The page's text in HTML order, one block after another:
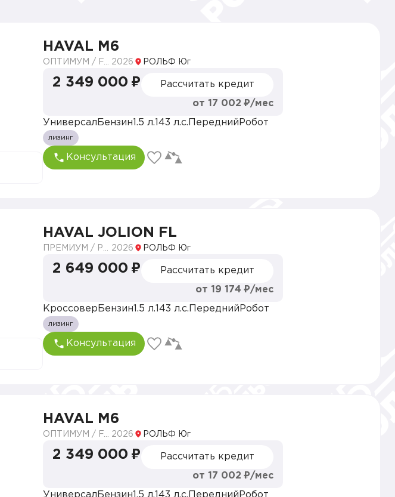
HAVAL M6
2026 РОЛЬФ Юг
2 349 000 ₽ Рассчитать кредит
от 17 002 ₽/мес
Универсал Бензин 1.5 л. 143 л.с. Передний Робот
лизинг
Консультация
HAVAL JOLION FL
2026 РОЛЬФ Юг
2 649 000 ₽ Рассчитать кредит
от 19 174 ₽/мес
Кроссовер Бензин 1.5 л. 143 л.с. Передний Робот
лизинг
Консультация
HAVAL M6
2026 РОЛЬФ Юг
2 349 000 ₽ Рассчитать кредит
от 17 002 ₽/мес
Универсал Бензин 1.5 л. 143 л.с. Передний Робот